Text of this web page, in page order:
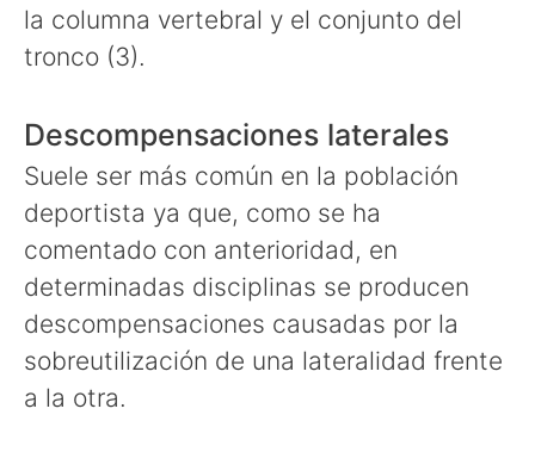
la columna vertebral y el conjunto del
tronco (3).
Descompensaciones laterales
Suele ser más común en la población
deportista ya que, como se ha
comentado con anterioridad, en
determinadas disciplinas se producen
descompensaciones causadas por la
sobreutilización de una lateralidad frente
a la otra.